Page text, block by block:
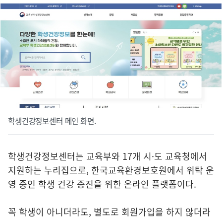
학생건강정보센터 메인 화면.
학생건강정보센터는 교육부와 17개 시·도 교육청에서
지원하는 누리집으로, 한국교육환경보호원에서 위탁 운
영 중인 학생 건강 증진을 위한 온라인 플랫폼이다.
꼭 학생이 아니더라도, 별도로 회원가입을 하지 않더라